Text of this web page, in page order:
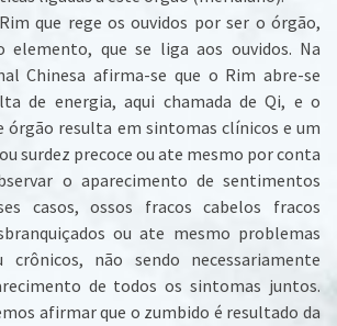
que rege os ouvidos por ser o órgão,
elemento, que se liga aos ouvidos. Na
Chinesa afirma-se que o Rim abre-se
de energia, aqui chamada de Qi, e o
órgão resulta em sintomas clínicos e um
surdez precoce ou ate mesmo por conta
o aparecimento de sentimentos
casos, ossos fracos cabelos fracos
ou ate mesmo problemas
crônicos, não sendo necessariamente
de todos os sintomas juntos.
afirmar que o zumbido é resultado da